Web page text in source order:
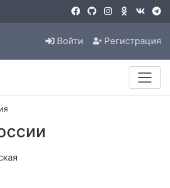
Войти Регистрация